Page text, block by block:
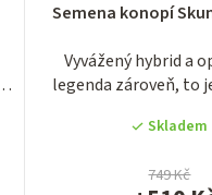
Semena konopí
Vyvážený hybrid a
legenda zároveň, to
Skladem
749 Kč
4,1
z